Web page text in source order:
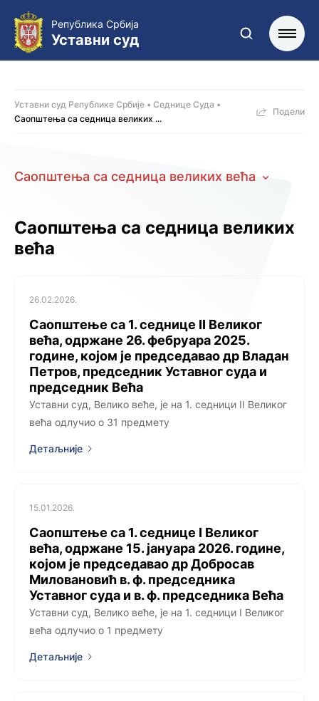
Република Србија
Уставни суд
Саопштења са седница великих
већа
26.02.2026.
Саопштење са 1. седницe II Великог
већа, одржанe 26. фебруара 2025.
године, којoм је председавао др Владан
Петров, председник Уставног суда и
председник Већа
Уставни суд, Велико веће, је на 1. седници II Великог
већа одлучио о 31 предмету
Детаљније
15.01.2026.
Саопштење са 1. седницe I Великог
већа, одржанe 15. јануара 2026. године,
којoм је председавао др Добросав
Миловановић в. ф. председника
Уставног суда и в. ф. председника Већа
Уставни суд, Велико веће, је на 1. седници I Великог
већа одлучио о 1 предмету
Детаљније
Саопштења са седница великих већа
Уставни суд Републике Србије
Седнице Суда
Саопштења са седница великих ...
Подели